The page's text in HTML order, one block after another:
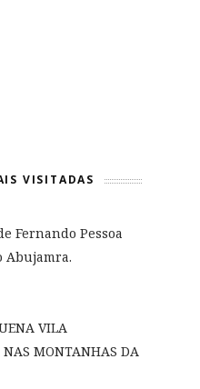
VISITADAS
Fernando Pessoa
Abujamra.
VILA
NAS MONTANHAS DA